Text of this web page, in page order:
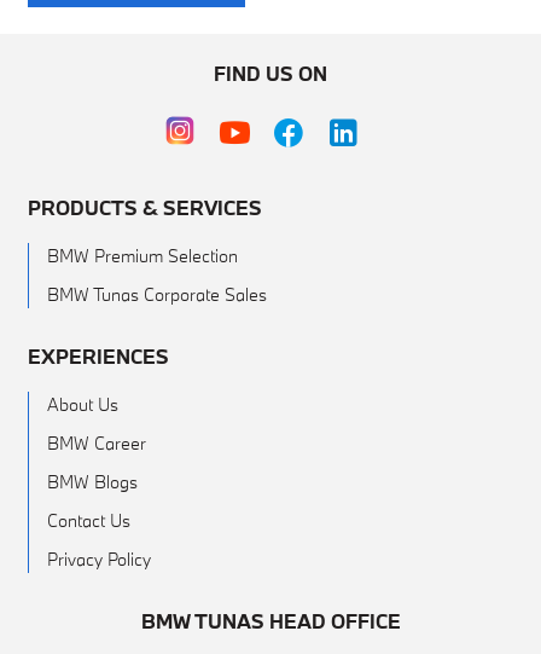
FIND US ON
PRODUCTS & SERVICES
BMW Premium Selection
BMW Tunas Corporate Sales
EXPERIENCES
About Us
BMW Career
BMW Blogs
Contact Us
Privacy Policy
BMW TUNAS HEAD OFFICE